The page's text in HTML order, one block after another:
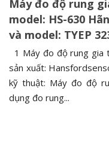
Máy đo độ rung
model: HS-630
và model: TYEP
1 Máy đo độ rung gia
sản xuất:
kỹ thuật: Máy đo độ
dụng đo rung...